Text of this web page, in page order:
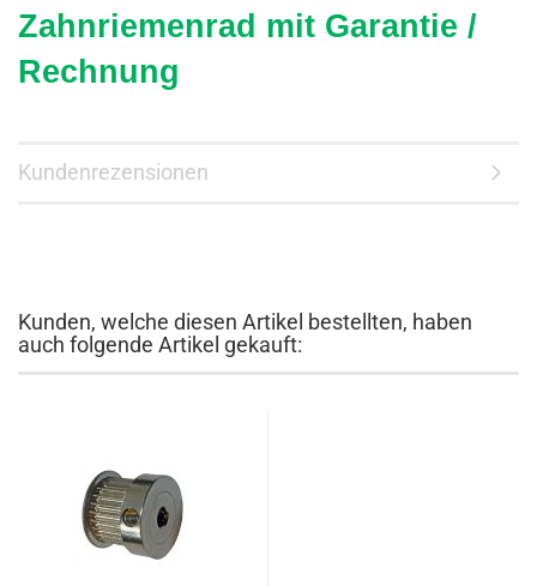
Zahnriemenrad mit Garantie /
Rechnung
Kundenrezensionen
Kunden, welche diesen Artikel bestellten, haben
auch folgende Artikel gekauft: